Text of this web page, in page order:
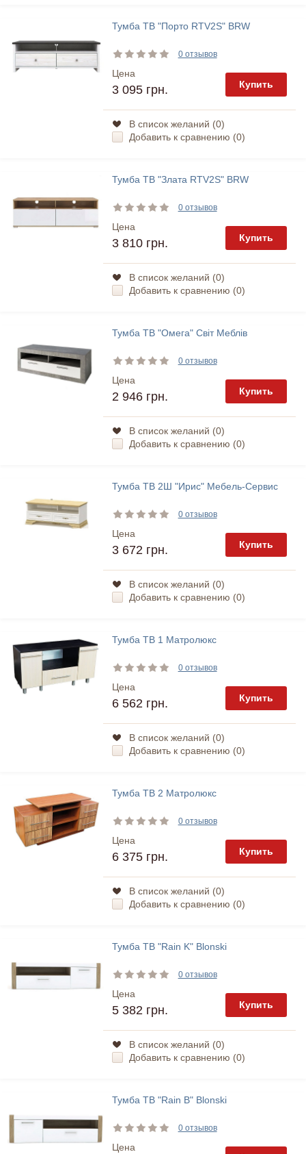
Тумба ТВ "Порто RTV2S" BRW
0 отзывов
Цена
3 095 грн. Купить
В список желаний (0)
Добавить к сравнению (0)
Тумба ТВ "Злата RTV2S" BRW
0 отзывов
Цена
3 810 грн. Купить
В список желаний (0)
Добавить к сравнению (0)
Тумба ТВ "Омега" Світ Меблів
0 отзывов
Цена
2 946 грн. Купить
В список желаний (0)
Добавить к сравнению (0)
Тумба ТВ 2Ш "Ирис" Мебель-Сервис
0 отзывов
Цена
3 672 грн. Купить
В список желаний (0)
Добавить к сравнению (0)
Тумба ТВ 1 Матролюкс
0 отзывов
Цена
6 562 грн. Купить
В список желаний (0)
Добавить к сравнению (0)
Тумба ТВ 2 Матролюкс
0 отзывов
Цена
6 375 грн. Купить
В список желаний (0)
Добавить к сравнению (0)
Тумба ТВ "Rain K" Blonski
0 отзывов
Цена
5 382 грн. Купить
В список желаний (0)
Добавить к сравнению (0)
Тумба ТВ "Rain B" Blonski
0 отзывов
Цена